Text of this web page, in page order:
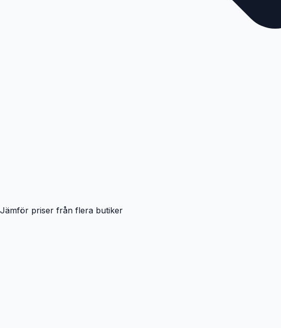
Jämför priser från flera butiker